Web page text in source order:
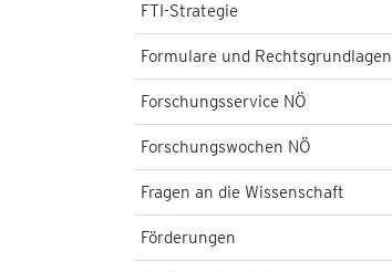
FTI-Strategie
Formulare und Rechtsgrundlagen
Forschungsservice NÖ
Forschungswochen NÖ
Fragen an die Wissenschaft
Förderungen